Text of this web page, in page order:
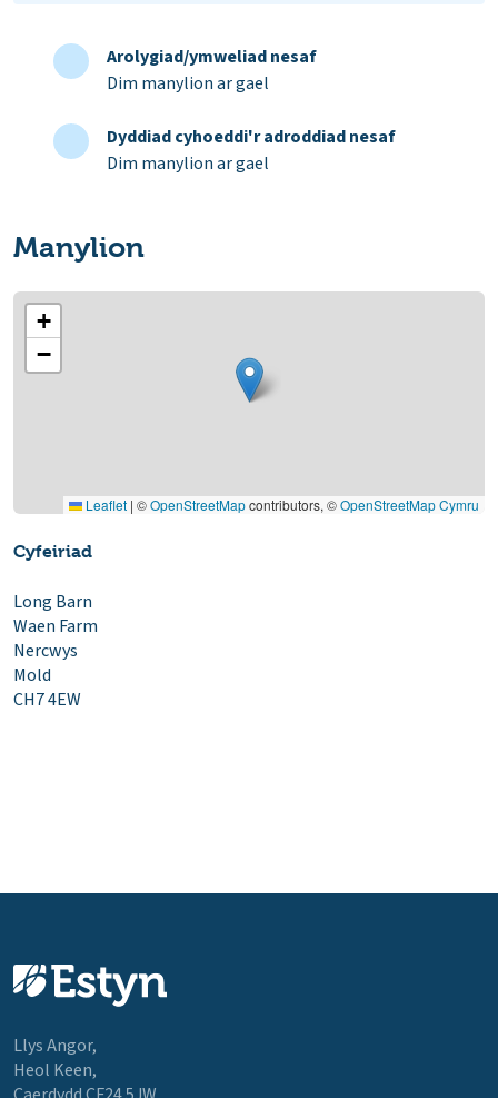
Arolygiad/ymweliad nesaf
Dim manylion ar gael
Dyddiad cyhoeddi'r adroddiad nesaf
Dim manylion ar gael
Manylion
+
−
Leaflet | ©OpenStreetMapcontributors, ©OpenStreetMap Cymru
Cyfeiriad
Long Barn
Waen Farm
Nercwys
Mold
CH7 4EW
Llys Angor,
Heol Keen,